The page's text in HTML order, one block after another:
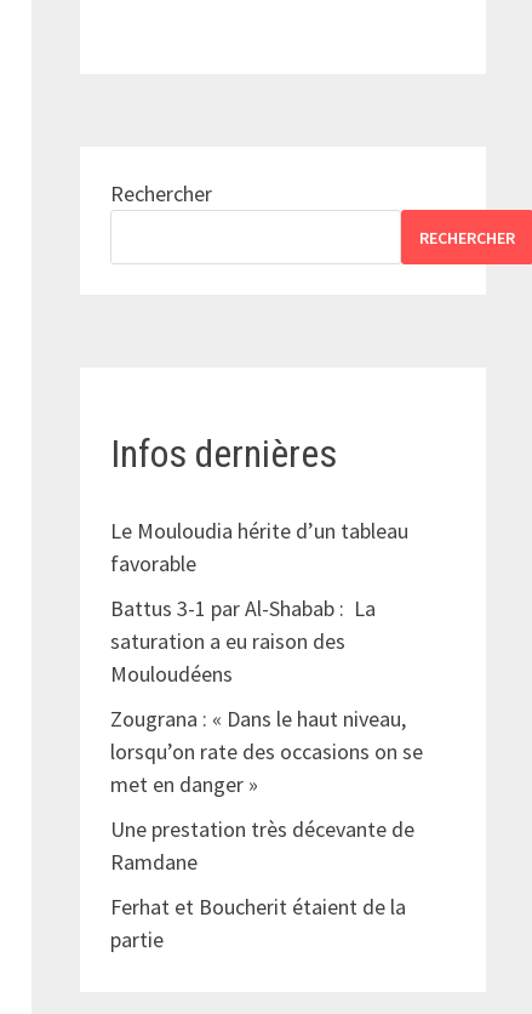
Rechercher
RECHERCHER
Infos dernières
Le Mouloudia hérite d’un tableau
favorable
Battus 3-1 par Al-Shabab : La
saturation a eu raison des
Mouloudéens
Zougrana : « Dans le haut niveau,
lorsqu’on rate des occasions on se
met en danger »
Une prestation très décevante de
Ramdane
Ferhat et Boucherit étaient de la
partie